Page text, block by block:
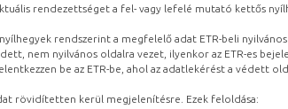
rendezettséget a fel- vagy lefelé mutató kettős
rendszerint a megfelelő adat ETR-beli
nem nyilvános oldalra vezet, ilyenkor az ETR-es
be az ETR-be, ahol az adatlekérést a védett
rövidítetten kerül megjelenítésre. Ezek feloldása: